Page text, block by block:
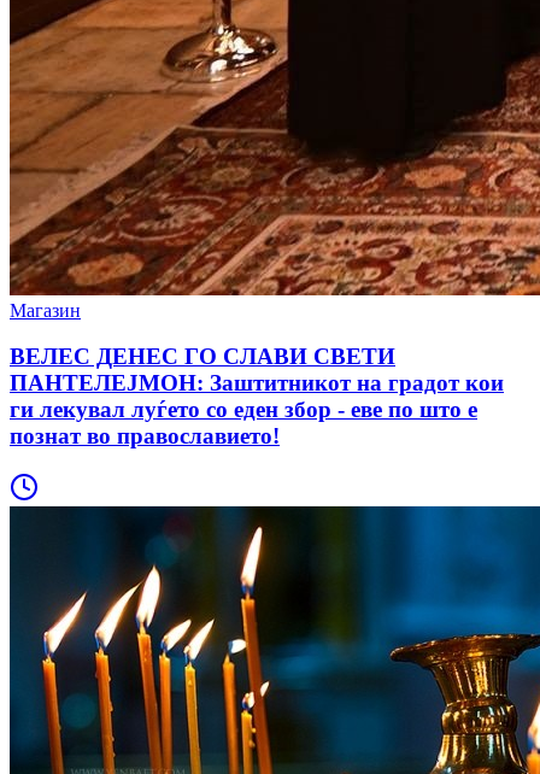
Магазин
ВЕЛЕС ДЕНЕС ГО СЛАВИ СВЕТИ
ПАНТЕЛЕЈМОН: Заштитникот на градот кои
ги лекувал луѓето со еден збор - еве по што е
познат во православието!